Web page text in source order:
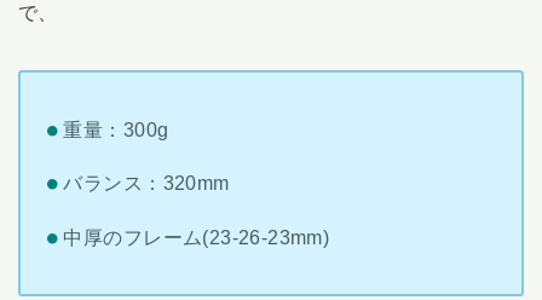
で、
重量：300g
バランス：320mm
中厚のフレーム(23-26-23mm)